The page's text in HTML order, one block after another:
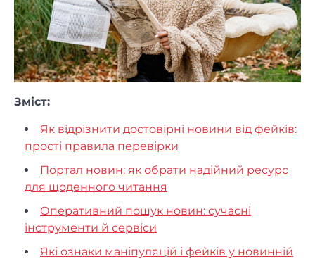
Зміст:
Як відрізнити достовірні новини від фейків:
прості правила перевірки
Портал новин: як обрати надійний ресурс
для щоденного читання
Оперативний пошук новин: сучасні
інструменти й сервіси
Які ознаки маніпуляцій і фейків у новинній